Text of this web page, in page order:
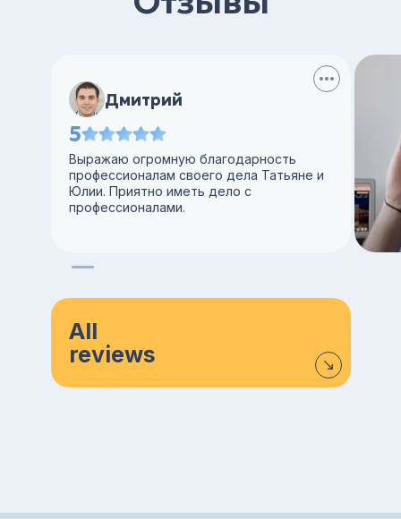
Дмитрий
5
Выражаю огромную благодарность
профессионалам своего дела Татьяне и
Юлии. Приятно иметь дело с
профессионалами.
All
reviews